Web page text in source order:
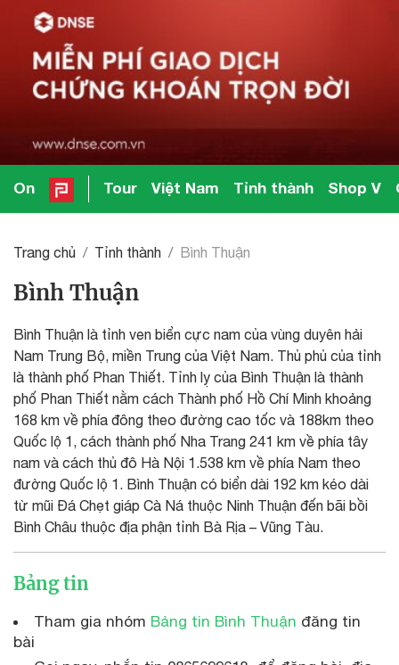
On Tour Việt Nam Tỉnh thành Shop V
Trang chủ Tỉnh thành Bình Thuận
Bình Thuận
Bình Thuận là tỉnh ven biển cực nam của vùng duyên hải
Nam Trung Bộ, miền Trung của Việt Nam. Thủ phủ của tỉnh
là thành phố Phan Thiết. Tỉnh lỵ của Bình Thuận là thành
phố Phan Thiết nằm cách Thành phố Hồ Chí Minh khoảng
168 km về phía đông theo đường cao tốc và 188km theo
Quốc lộ 1, cách thành phố Nha Trang 241 km về phía tây
nam và cách thủ đô Hà Nội 1.538 km về phía Nam theo
đường Quốc lộ 1. Bình Thuận có biển dài 192 km kéo dài
từ mũi Đá Chẹt giáp Cà Ná thuộc Ninh Thuận đến bãi bồi
Bình Châu thuộc địa phận tỉnh Bà Rịa – Vũng Tàu.
Bảng tin
Tham gia nhóm Bảng tin Bình Thuận đăng tin
bài